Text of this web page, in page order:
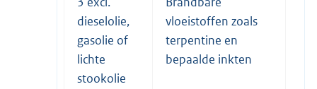
dieselolie,
gasolie of
lichte
stookolie
vloeistoffen zoals
terpentine en
bepaalde inkten